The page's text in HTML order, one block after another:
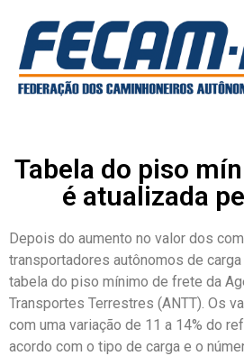
Tabela do piso
é atualizada
Depois do aumento no valor dos
transportadores autônomos de
tabela do piso mínimo de frete da
Transportes Terrestres (ANTT). Os
com uma variação de 11 a 14% do
acordo com o tipo de carga e o